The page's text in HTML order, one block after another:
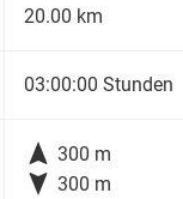
20.00 km
03:00:00 Stunden
 300 m
 300 m